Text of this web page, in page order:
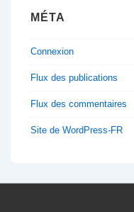
MÉTA
Connexion
Flux des publications
Flux des commentaires
Site de WordPress-FR